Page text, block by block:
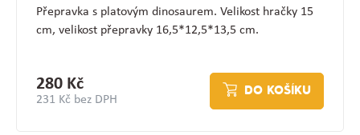
Přepravka s platovým dinosaurem. Velikost hračky 15
cm, velikost přepravky 16,5*12,5*13,5 cm.
280 Kč
231 Kč bez DPH
DO KOŠÍKU